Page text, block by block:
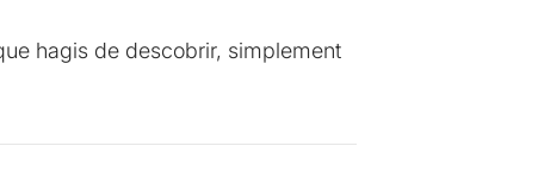
hagis de descobrir, simplement